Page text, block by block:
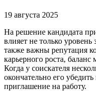
19 августа 2025
На решение кандидата
влияет не только
также важны репутация
карьерного роста,
Когда у соискателя
окончательно его
приглашение на работу.